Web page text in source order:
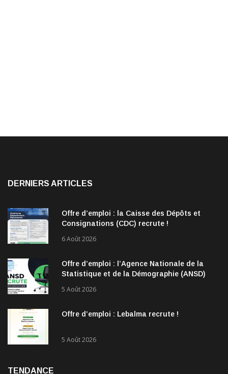
DERNIERS ARTICLES
Offre d’emploi : la Caisse des Dépôts et
Consignations (CDC) recrute !
6 Août 2026
Offre d’emploi : l’Agence Nationale de la
Statistique et de la Démographie (ANSD)
5 Août 2026
Offre d’emploi : Lebalma recrute !
5 Août 2026
TENDANCE